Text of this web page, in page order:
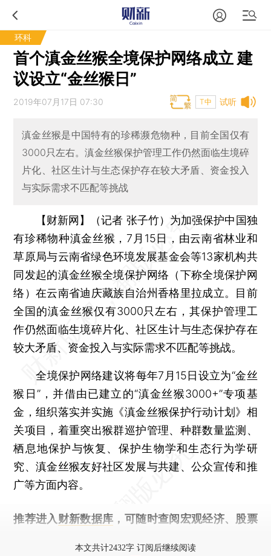
环科
首个滇金丝猴全境保护网络成立 建
议设立“金丝猴日”
试听
2019年07月17日 07:30 T中
滇金丝猴是中国特有的珍稀濒危物种，目前全国仅有
3000只左右。滇金丝猴保护管理工作仍然面临生境碎
片化、社区生计与生态保护存在较大矛盾、资金投入
与实际需求不匹配等挑战
【财新网】（记者 张子竹） 为加强保护中国独
有珍稀物种滇金丝猴，7月15日，由云南省林业和
草原局与云南省绿色环境发展基金会等13家机构共
同发起的滇金丝猴全境保护网络（下称全境保护网
络）在云南省迪庆藏族自治州香格里拉成立。目前
全国的滇金丝猴仅有3000只左右，其保护管理工
作仍然面临生境碎片化、社区生计与生态保护存在
较大矛盾、资金投入与实际需求不匹配等挑战。
全境保护网络建议将每年7月15日设立为“金丝
猴日”，并借由已建立的“滇金丝猴3000+”专项基
金，组织落实并实施《滇金丝猴保护行动计划》相
关项目，着重突出猴群巡护管理、种群数量监测、
栖息地保护与恢复、保护生物学和生态行为学研
究、滇金丝猴友好社区发展与共建、公众宣传和推
广等方面内容。
推荐进入 财新数据库 ，可随时查阅宏观经济、股票
本文共计2432字 订阅后继续阅读